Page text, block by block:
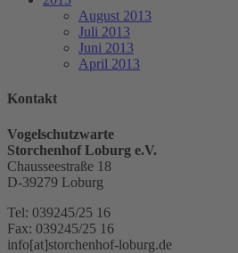
August 2013
Juli 2013
Juni 2013
April 2013
Kontakt
Vogelschutzwarte
Storchenhof Loburg e.V.
Chausseestraße 18
D-39279 Loburg
Tel: 039245/25 16
Fax: 039245/25 16
info[at]storchenhof-loburg.de